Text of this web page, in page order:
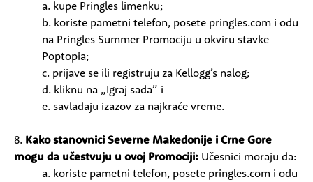
a. kupe Pringles limenku;
b. koriste pametni telefon, posete pringles.com i odu
na Pringles Summer Promociju u okviru stavke
Poptopia;
c. prijave se ili registruju za Kellogg’s nalog;
d. kliknu na „Igraj sada” i
e. savladaju izazov za najkraće vreme.
8. Kako stanovnici Severne Makedonije i Crne Gore
mogu da učestvuju u ovoj Promociji: Učesnici moraju da:
a. koriste pametni telefon, posete pringles.com i odu